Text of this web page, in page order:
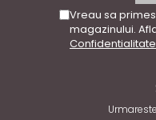
Vreau sa
magazinului.
Confidentialitate